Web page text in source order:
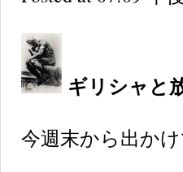
ギリシャと
今週末から出か